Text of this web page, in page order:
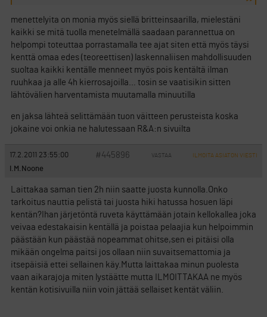
menettelyita on monia myös siellä britteinsaarilla, mielestäni
kaikki se mitä tuolla menetelmällä saadaan parannettua on
helpompi toteuttaa porrastamalla tee ajat siten että myös täysi
kenttä omaa edes (teoreettisen) laskennaliisen mahdollisuuden
suoltaa kaikki kentälle menneet myös pois kentältä ilman
ruuhkaa ja alle 4h kierrosajoilla… tosin se vaatisikin sitten
lähtövälien harventamista muutamalla minuutilla
en jaksa lähteä selittämään tuon väitteen perusteista koska
jokaine voi onkia ne halutessaan R&A:n sivuilta
17.2.2011 23:55:00 #445896 VASTAA ILMOITA ASIATON VIESTI
I.M.Noone
Laittakaa saman tien 2h niin saatte juosta kunnolla.Onko
tarkoitus nauttia pelistä tai juosta hiki hatussa hosuen läpi
kentän?Ihan järjetöntä ruveta käyttämään jotain kellokallea joka
veivaa edestakaisin kentällä ja poistaa pelaajia kun helpoimmin
päästään kun päästää nopeammat ohitse,sen ei pitäisi olla
mikään ongelma paitsi jos ollaan niin suvaitsemattomia ja
itsepäisiä ettei sellainen käy.Mutta laittakaa minun puolesta
vaan aikarajoja miten lystäätte mutta ILMOITTAKAA ne myös
kentän kotisivuilla niin voin jättää sellaiset kentät väliin.